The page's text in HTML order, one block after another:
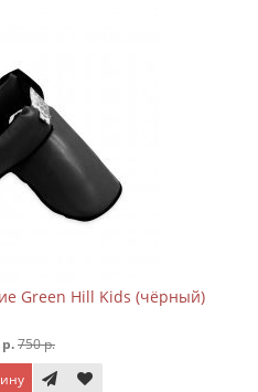
Green Hill Kids (чёрный)
750 р.